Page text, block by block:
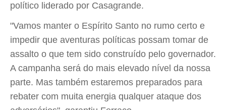
político liderado por Casagrande.
"Vamos manter o Espírito Santo no rumo certo e
impedir que aventuras políticas possam tomar de
assalto o que tem sido construído pelo governador.
A campanha será do mais elevado nível da nossa
parte. Mas também estaremos preparados para
rebater com muita energia qualquer ataque dos